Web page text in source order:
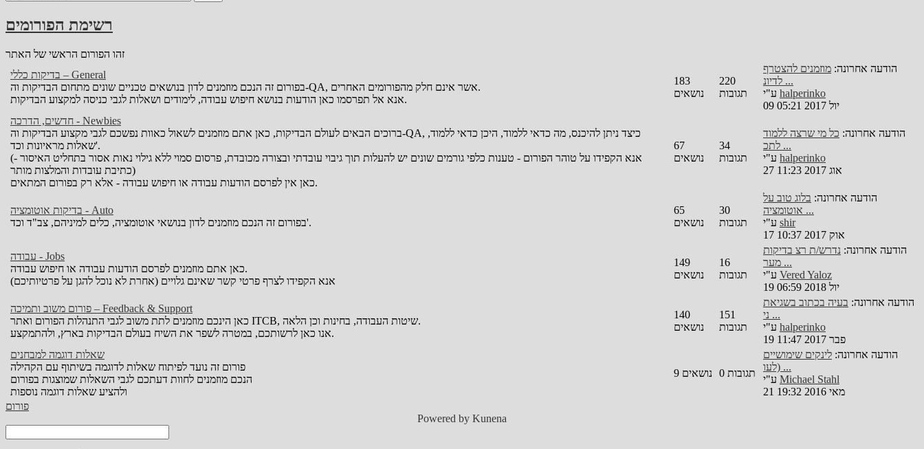
רשימת הפורומים
זהו הפורום הראשי של האתר
בדיקות כללי – General
בפורום זה הנכם מוזמנים לדון בנושאים טכניים שונים מתחום הבדיקות וה-QA, אשר אינם חלק מהפורומים האחרים.
אנא אל תפרסמו כאן הודעות בנושא חיפוש עבודה, לימודים ושאלות לגבי כניסה למקצוע הבדיקות.
183
נושאים
220
תגובות
הודעה אחרונה: מוזמנים להצטרף
לדיונ ...
halperinko
09 יול 2017 05:21
חדשים, הדרכה - Newbies
ברוכים הבאים לעולם הבדיקות, כאן אתם מוזמנים לשאול כאוות נפשכם לגבי מקצוע הבדיקות וה-QA, כיצד ניתן להיכנס, מה כדאי ללמוד, היכן כדאי ללמוד,
שאלות מראיונות וכד'.
(אנא הקפידו על טוהר הפורום - טענות כלפי גורמים שונים יש להעלות תוך גיבוי עובדתי ובצורה מכובדת, פרסום סמוי ללא גילוי נאות אסור בתחליט האיסור -
כתיבת עובדות והמלצות מותר)
כאן אין לפרסם הודעות עבודה או חיפוש עבודה - אלא רק בפורום המתאים.
67
נושאים
34
תגובות
הודעה אחרונה: כל מי שרצה ללמוד
לתכ ...
halperinko
27 אוג 2017 11:23
בדיקות אוטומציה - Auto
בפורום זה הנכם מוזמנים לדון בנושאי אוטומציה, כלים למיניהם, צב"ד וכד'.
65
נושאים
30
תגובות
הודעה אחרונה: בלוג טוב על
אוטומציה ...
shir
17 אוק 2017 10:37
עבודה - Jobs
כאן אתם מוזמנים לפרסם הודעות עבודה או חיפוש עבודה.
אנא הקפידו לצרף פרטי קשר שאינם גלויים (אחרת לא נוכל להגן על פרטיותיכם)
149
נושאים
16
תגובות
הודעה אחרונה: נדרש/ת רצ בדיקות
מער ...
Vered Yaloz
19 יול 2018 06:59
פורום משוב ותמיכה – Feedback & Support
כאן הינכם מוזמנים לתת משוב לגבי התנהלות הפורום ואתר ITCB, שיטות העבודה, בחינות וכן הלאה.
אנו כאן לרשותכם, במטרה לשפר את השיח בעולם הבדיקות בארץ, ולהתמקצע.
140
נושאים
151
תגובות
הודעה אחרונה: בעיה בכתוב בשגיאת
ני ...
halperinko
19 פבר 2017 11:47
שאלות דוגמה למבחנים
פורום זה נועד לפיתוח שאלות לדוגמה בשיתוף עם הקהילה
הנכם מוזמנים לחוות דעתכם לגבי השאלות שמוצגות בפורום
ולהציע שאלות דוגמה נוספות
9 נושאים 0 תגובות
הודעה אחרונה: לינקים שימושיים
(לעו ...
Michael Stahl
21 מאי 2016 19:32
פורום
Powered by Kunena